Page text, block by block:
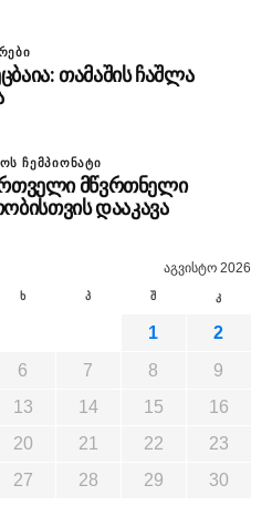
თამაშის ჩაშლა
ᲩᲔᲛᲞᲘᲝᲜᲐᲢᲘ
მწვრთნელი
დააკავა
აგვისტო 2026
ხ პ შ კ
1
2
6 7 8
9
13 14 15
16
20 21 22
23
27 28 29
30